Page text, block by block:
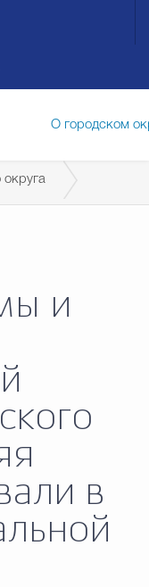
О городском
Муниципальная
округа
и
в